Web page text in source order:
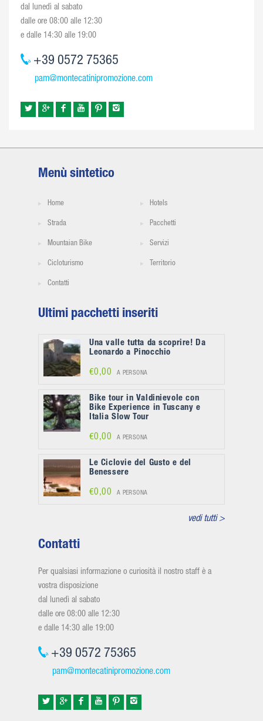
dal lunedì al sabato
dalle ore 08:00 alle 12:30
e dalle 14:30 alle 19:00
+39 0572 75365
pam@montecatinipromozione.com
Menù sintetico
Home Hotels
Strada Pacchetti
Mountaian Bike Servizi
Cicloturismo Territorio
Contatti
Ultimi pacchetti inseriti
Una valle tutta da scoprire! Da
Leonardo a Pinocchio
€0,00 A PERSONA
Bike tour in Valdinievole con
Bike Experience in Tuscany e
Italia Slow Tour
€0,00 A PERSONA
Le Ciclovie del Gusto e del
Benessere
€0,00 A PERSONA
vedi tutti >
Contatti
Per qualsiasi informazione o curiosità il nostro staff è a
vostra disposizione
dal lunedì al sabato
dalle ore 08:00 alle 12:30
e dalle 14:30 alle 19:00
+39 0572 75365
pam@montecatinipromozione.com